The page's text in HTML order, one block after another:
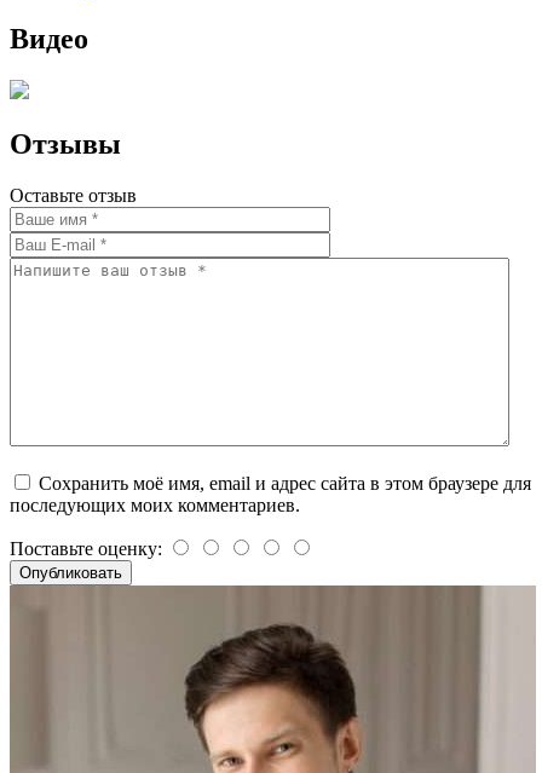
Видео
Отзывы
Оставьте отзыв
Сохранить моё имя, email и адрес сайта в этом браузере для
последующих моих комментариев.
Поставьте оценку: